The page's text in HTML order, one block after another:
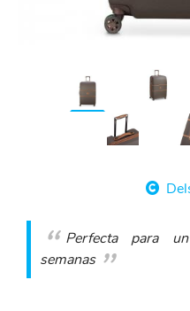
Perfecta para
semanas